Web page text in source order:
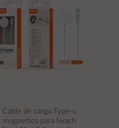
carrito
Cable de carga Type-c
magnetico para Iwach